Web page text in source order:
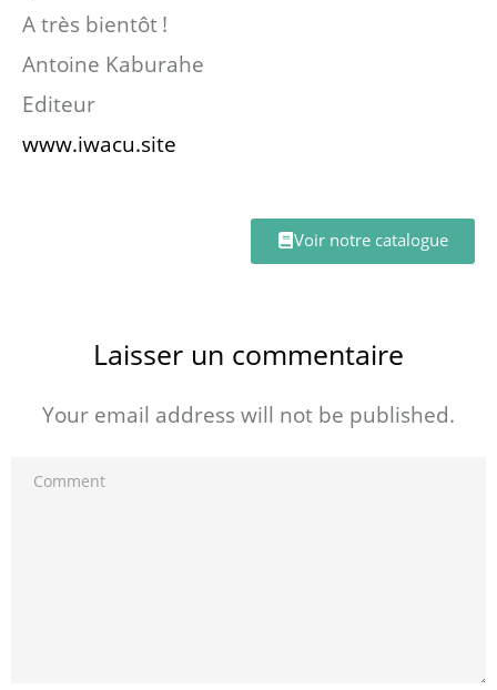
A très bientôt !
Antoine Kaburahe
Editeur
www.iwacu.site
Voir notre catalogue
Laisser un commentaire
Your email address will not be published.